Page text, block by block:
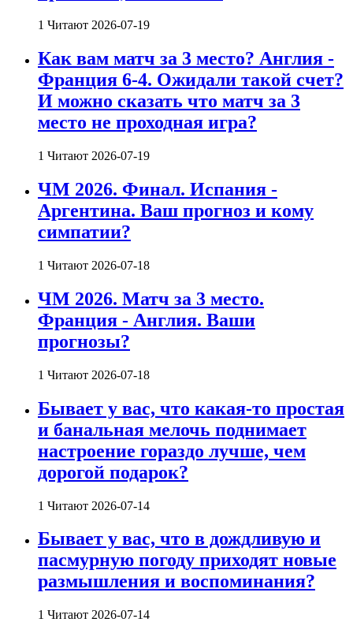
1 Читают 2026-07-19
Как вам матч за 3 место? Англия -
Франция 6-4. Ожидали такой счет?
И можно сказать что матч за 3
место не проходная игра?
1 Читают 2026-07-19
ЧМ 2026. Финал. Испания -
Аргентина. Ваш прогноз и кому
симпатии?
1 Читают 2026-07-18
ЧМ 2026. Матч за 3 место.
Франция - Англия. Ваши
прогнозы?
1 Читают 2026-07-18
Бывает у вас, что какая-то простая
и банальная мелочь поднимает
настроение гораздо лучше, чем
дорогой подарок?
1 Читают 2026-07-14
Бывает у вас, что в дождливую и
пасмурную погоду приходят новые
размышления и воспоминания?
1 Читают 2026-07-14